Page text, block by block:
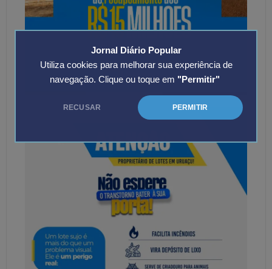
Jornal Diário Popular
Utiliza cookies para melhorar sua experiência de
navegação. Clique ou toque em "Permitir"
RECUSAR PERMITIR